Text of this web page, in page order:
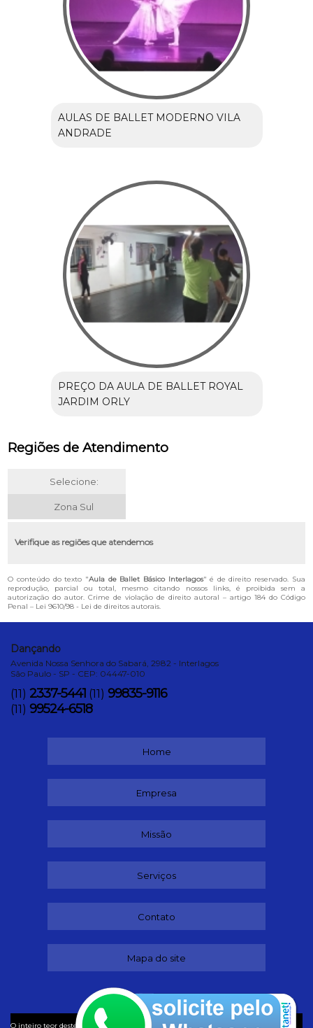
AULAS DE BALLET MODERNO VILA
ANDRADE
PREÇO DA AULA DE BALLET ROYAL
JARDIM ORLY
Regiões de Atendimento
Selecione:
Zona Sul
Verifique as regiões que atendemos
O conteúdo do texto "Aula de Ballet Básico Interlagos" é de direito reservado. Sua
reprodução, parcial ou total, mesmo citando nossos links, é proibida sem a
autorização do autor. Crime de violação de direito autoral – artigo 184 do Código
Penal – Lei 9610/98 - Lei de direitos autorais.
Dançando
Avenida Nossa Senhora do Sabará, 2982 - Interlagos
São Paulo - SP - CEP: 04447-010
(11) 2337-5441 (11) 99835-9116
(11) 99524-6518
Home
Empresa
Missão
Serviços
Contato
Mapa do site
O inteiro teor deste site está sujeito à proteção de direitos autorais. Copyright